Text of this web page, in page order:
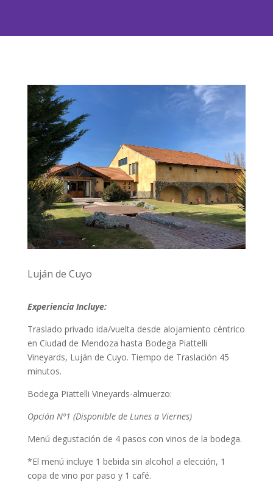
Luján de Cuyo
Experiencia Incluye:
Traslado privado ida/vuelta desde alojamiento céntrico
en Ciudad de Mendoza hasta Bodega Piattelli
Vineyards, Luján de Cuyo. Tiempo de Traslación 45
minutos.
Bodega Piattelli Vineyards-almuerzo:
Opción Nº1 (Disponible de Lunes a Viernes)
Menú degustación de 4 pasos con vinos de la bodega.
*El menú incluye 1 bebida sin alcohol a elección, 1
copa de vino por paso y 1 café.